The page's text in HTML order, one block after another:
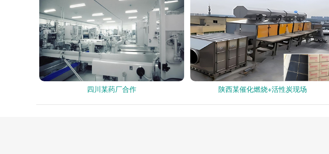
四川某药厂合作 陕西某催化燃烧+活性炭现场